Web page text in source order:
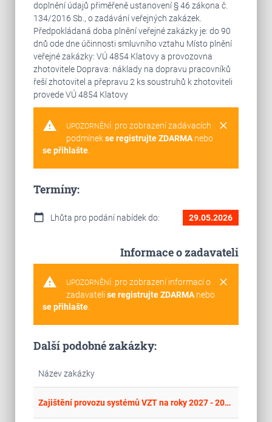
doplnění údajů přiměřeně ustanovení § 46 zákona č.
134/2016 Sb., o zadávání veřejných zakázek.
Předpokládaná doba plnění veřejné zakázky je: do 90
dnů ode dne účinnosti smluvního vztahu Místo plnění
veřejné zakázky: VÚ 4854 Klatovy a provozovna
zhotovitele Doprava: náklady na dopravu pracovníků
řeší zhotovitel a přepravu 2 ks soustruhů k zhotoviteli
provede VÚ 4854 Klatovy
warning clear
UPOZORNĚNÍ: pro zobrazení zadávacích
podmínekse registrujte ZDARMAnebo
se přihlašte.
Termíny:
calendar_today Lhůta pro podání nabídek do: 29.05.2026
Informace o zadavateli
warning clear
UPOZORNĚNÍ: pro zobrazení informací o
zadavateli se registrujte ZDARMAnebo
se přihlašte.
Další podobné zakázky:
Název zakázky
Zajištění provozu systémů VZT na roky 2027 - 2029